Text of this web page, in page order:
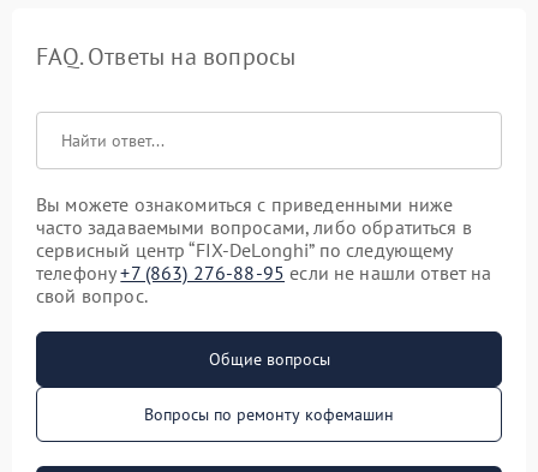
FAQ. Ответы на вопросы
Вы можете ознакомиться с приведенными ниже
часто задаваемыми вопросами, либо обратиться в
сервисный центр “FIX-DeLonghi” по следующему
телефону+7 (863) 276-88-95 если не нашли ответ на
свой вопрос.
Общие вопросы
Вопросы по ремонту кофемашин